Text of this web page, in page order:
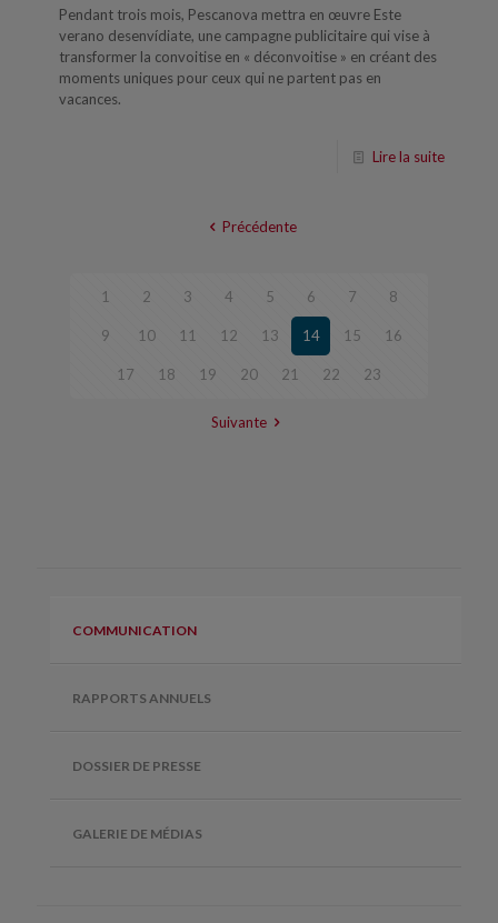
Pendant trois mois, Pescanova mettra en œuvre Este
verano desenvídiate, une campagne publicitaire qui vise à
transformer la convoitise en « déconvoitise » en créant des
moments uniques pour ceux qui ne partent pas en
vacances.
Lire la suite
Précédente
1 2 3 4 5 6 7 8
9 10 11 12 13 14 15 16
17 18 19 20 21 22 23
Suivante
COMMUNICATION
RAPPORTS ANNUELS
DOSSIER DE PRESSE
GALERIE DE MÉDIAS